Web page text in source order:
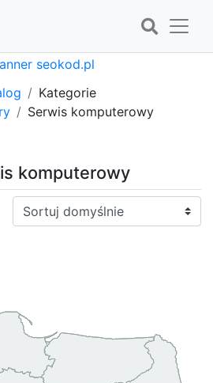
Kategorie
Serwis komputerowy
komputerowy
Sortuj: